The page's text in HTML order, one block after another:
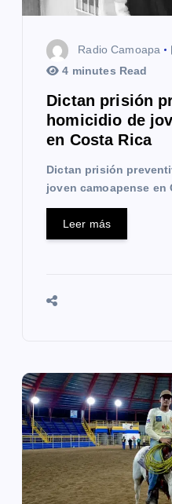
n
Radio Camoapa
4 minutes Read
Dictan prisión
homicidio de
en Costa Rica
Dictan prisión
joven camoapense en
Leer más